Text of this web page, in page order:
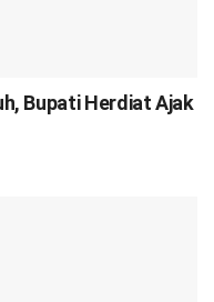
Bupati Herdiat Ajak